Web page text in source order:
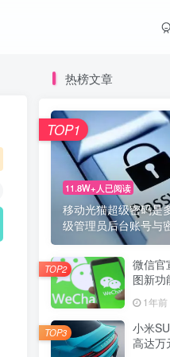
热榜文章
11.8W+人已阅读
移动光猫超级密码是
级管理员后台账号与
TOP1
微信官
图新功
1年前
TOP2
小米
高达万
TOP3